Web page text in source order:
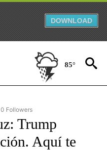
DOWNLOAD
85°
"CNN - SPANISH" TO RECEIVE
0 Followers
Trump
Aquí te